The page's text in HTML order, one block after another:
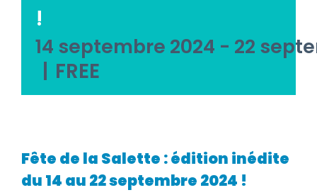
!
14 septembre 2024 - 22
FREE
Fête de la Salette : édition inédite
du 14 au 22 septembre 2024 !